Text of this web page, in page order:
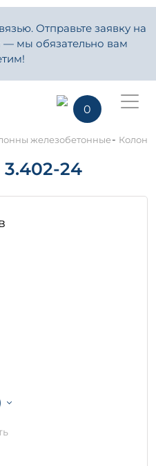
Отправьте заявку на
— мы обязательно вам
0
железобетонные-
24